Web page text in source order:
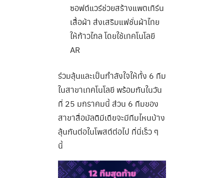
ซอฟต์แวร์ช่วยสร้างแพตเทิร์น
เสื้อผ้า ส่งเสริมแฟชั่นผ้าไทย
ให้ก้าวไกล โดยใช้เทคโนโลยี
AR
ร่วมลุ้นและเป็นกำลังใจให้ทั้ง 6 ทีม
ในสาขาเทคโนโลยี พร้อมกันในวัน
ที่ 25 มกราคมนี้ ส่วน 6 ทีมของ
สาขาสื่อมัลติมีเดียจะมีทีมไหนบ้าง
ลุ้นกันต่อในโพสต์ต่อไป ที่นี่เร็ว ๆ
นี้